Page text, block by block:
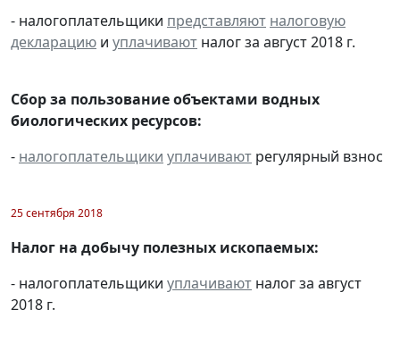
- налогоплательщики представляют налоговую
декларацию и уплачивают налог за август 2018 г.
Сбор за пользование объектами водных
биологических ресурсов:
- налогоплательщики уплачивают регулярный взнос
25 сентября 2018
Налог на добычу полезных ископаемых:
- налогоплательщики уплачивают налог за август
2018 г.